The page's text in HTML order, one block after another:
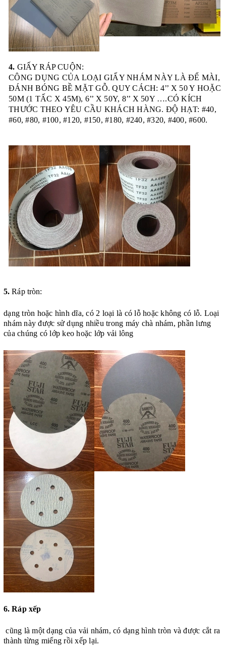
cung cấp chủ yếu cho các nhà máy tại Việt Nam.
4. GIẤY RÁP CUỘN:
CÔNG DỤNG CỦA LOẠI GIẤY NHÁM NÀY LÀ ĐỂ MÀI,
ĐÁNH BÓNG BỀ MẶT GỖ. QUY CÁCH: 4’’ X 50 Y HOẶC
50M (1 TẤC X 45M), 6’’ X 50Y, 8’’ X 50Y ….CÓ KÍCH
THƯỚC THEO YÊU CẦU KHÁCH HÀNG. ĐỘ HẠT: #40,
#60, #80, #100, #120, #150, #180, #240, #320, #400, #600.
5. Ráp tròn:
dạng tròn hoặc hình dĩa, có 2 loại là có lỗ hoặc không có lỗ. Loại
nhám này được sử dụng nhiều trong máy chà nhám, phần lưng
của chúng có lớp keohoặc lớp vải lông
6.Ráp xếp
cũng là một dạng của vải nhám, có dạng hình tròn và được cắt ra
thành từng miếng rồi xếp lại.